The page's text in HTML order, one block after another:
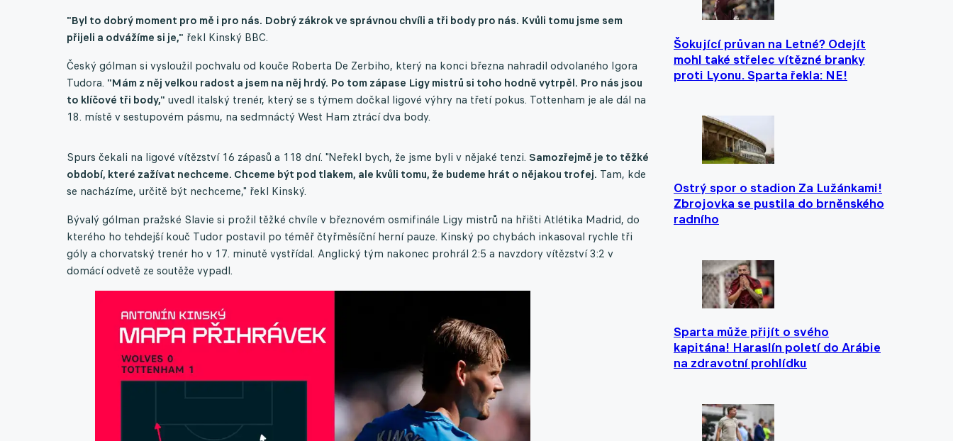
Šokující průvan na Letné? Odejít
mohl také střelec vítězné branky
proti Lyonu. Sparta řekla: NE!
Ostrý spor o stadion Za Lužánkami!
Zbrojovka se pustila do brněnského
radního
Sparta může přijít o svého
kapitána! Haraslín poletí do Arábie
na zdravotní prohlídku
"Byl to dobrý moment pro mě i pro nás. Dobrý zákrok ve správnou chvíli a tři body pro nás. Kvůli tomu jsme sem
přijeli a odvážíme si je," řekl Kinský BBC.
Český gólman si vysloužil pochvalu od kouče Roberta De Zerbiho, který na konci března nahradil odvolaného Igora
Tudora. "Mám z něj velkou radost a jsem na něj hrdý. Po tom zápase Ligy mistrů si toho hodně vytrpěl. Pro nás jsou
to klíčové tři body," uvedl italský trenér, který se s týmem dočkal ligové výhry na třetí pokus. Tottenham je ale dál na
18. místě v sestupovém pásmu, na sedmnáctý West Ham ztrácí dva body.
Spurs čekali na ligové vítězství 16 zápasů a 118 dní. "Neřekl bych, že jsme byli v nějaké tenzi. Samozřejmě je to těžké
období, které zažívat nechceme. Chceme být pod tlakem, ale kvůli tomu, že budeme hrát o nějakou trofej. Tam, kde
se nacházíme, určitě být nechceme," řekl Kinský.
Bývalý gólman pražské Slavie si prožil těžké chvíle v březnovém osmifinále Ligy mistrů na hřišti Atlétika Madrid, do
kterého ho tehdejší kouč Tudor postavil po téměř čtyřměsíční herní pauze. Kinský po chybách inkasoval rychle tři
góly a chorvatský trenér ho v 17. minutě vystřídal. Anglický tým nakonec prohrál 2:5 a navzdory vítězství 3:2 v
domácí odvetě ze soutěže vypadl.